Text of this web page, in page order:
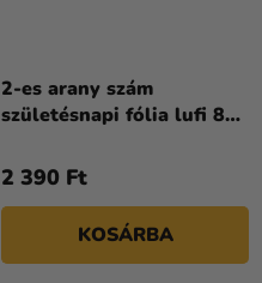
2-es arany szám
születésnapi fólia lufi 86
2 390 Ft
KOSÁRBA